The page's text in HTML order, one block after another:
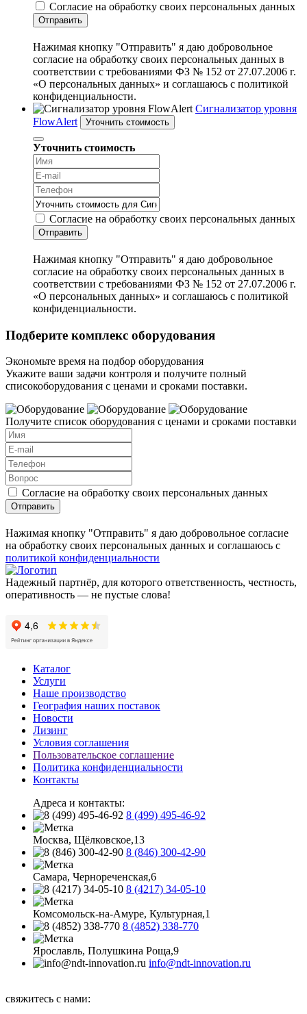
Согласие на обработку своих персональных данных
Отправить
Нажимая кнопку "Отправить" я даю добровольное
согласие на обработку своих персональных данных в
соответствии с требованиями ФЗ № 152 от 27.07.2006 г.
«О персональных данных» и соглашаюсь с политикой
конфиденциальности.
Сигнализатор уровня
FlowAlert
Уточнить стоимость
Уточнить стоимость
Согласие на обработку своих персональных данных
Отправить
Нажимая кнопку "Отправить" я даю добровольное
согласие на обработку своих персональных данных в
соответствии с требованиями ФЗ № 152 от 27.07.2006 г.
«О персональных данных» и соглашаюсь с политикой
конфиденциальности.
Подберите комплекс оборудования
Экономьте время на подбор оборудования
Укажите ваши задачи контроля и получите полный
списокоборудования с ценами и сроками поставки.
Получите список оборудования с ценами и сроками поставки
Согласие на обработку своих персональных данных
Отправить
Нажимая кнопку "Отправить" я даю добровольное согласие
на обработку своих персональных данных и соглашаюсь с
политикой конфиденциальности
Надежный партнёр, для которого ответственность, честность,
оперативность — не пустые слова!
Каталог
Услуги
Наше производство
География наших поставок
Новости
Лизинг
Условия соглашения
Пользовательское соглашение
Политика конфиденциальности
Контакты
Адреса и контакты:
8 (499) 495-46-92
Москва, Щёлковское,13
8 (846) 300-42-90
Самара, Чернореченская,6
8 (4217) 34-05-10
Комсомольск-на-Амуре, Культурная,1
8 (4852) 338-770
Ярославль, Полушкина Роща,9
info@ndt-innovation.ru
свяжитесь с нами: